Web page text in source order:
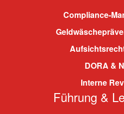
Compliance-
DORA &
Interne
Führung &